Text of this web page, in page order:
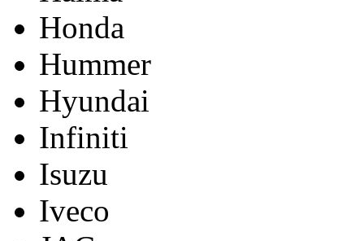
Honda
Hummer
Hyundai
Infiniti
Isuzu
Iveco